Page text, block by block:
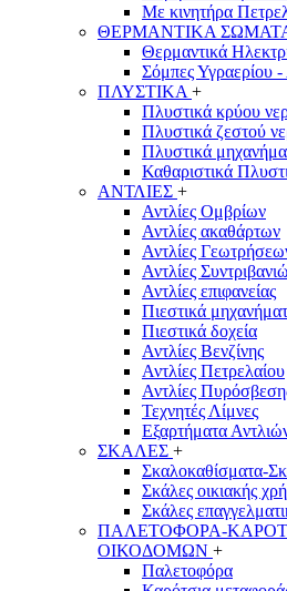
Με κινητήρα
ΘΕΡΜΑΝΤΙΚΑ
Θερμαντικά
Σόμπες Υγραερίου
ΠΛΥΣΤΙΚΑ +
Πλυστικά κρύου
Πλυστικά ζεστού
Πλυστικά
Καθαριστικά
ΑΝΤΛΙΕΣ +
Αντλίες Ομβρίων
Αντλίες ακαθάρτων
Αντλίες
Αντλίες
Αντλίες επιφανείας
Πιεστικά
Πιεστικά δοχεία
Αντλίες Βενζίνης
Αντλίες Πετρελαίου
Αντλίες
Τεχνητές Λίμνες
Εξαρτήματα
ΣΚΑΛΕΣ +
Σκαλοκαθίσματα-
Σκάλες οικιακής
Σκάλες
ΠΑΛΕΤΟΦΟΡΑ-
ΟΙΚΟΔΟΜΩΝ +
Παλετοφόρα